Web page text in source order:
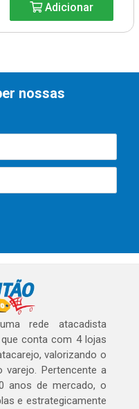
Adicionar
nossas
rede atacadista
conta com 4 lojas
valorizando o
Pertencente a
anos de mercado, o
e estrategicamente